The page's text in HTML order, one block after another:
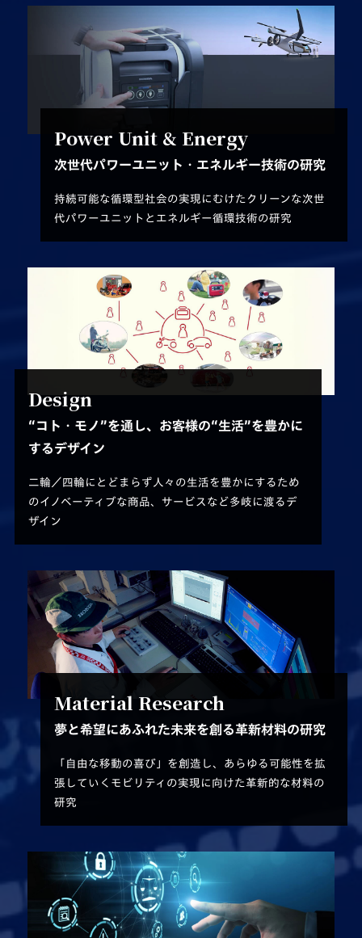
Power Unit & Energy
次世代パワーユニット・エネルギー技術の研究
持続可能な循環型社会の実現にむけた クリーンな次世
代パワーユニットとエネルギー循環技術の研究
Design
“コト・モノ”を通し、お客様の“生活”を豊かに
するデザイン
二輪／四輪にとどまらず人々の生活を豊かにするため
のイノベーティブな商品、サービスなど多岐に渡るデ
ザイン
Material Research
夢と希望にあふれた未来を創る革新材料の研究
「自由な移動の喜び」を創造し、あらゆる可能性を拡
張していくモビリティの実現に向けた革新的な材料の
研究